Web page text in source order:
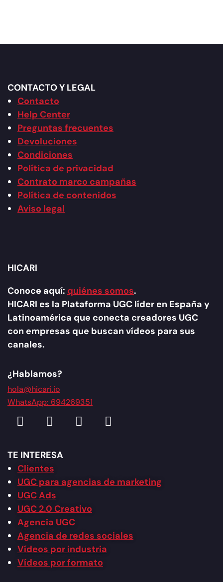
HICARI
Conoce aquí: quiénes somos.
HICARI es la Plataforma UGC líder en España y
Latinoamérica que conecta creadores UGC
con empresas que buscan vídeos para sus
canales.
¿Hablamos?
hola@hicari.io
WhatsApp: 694269351
TE INTERESA
Clientes
UGC para agencias de marketing
UGC Ads
UGC 2.0 Creativo
Agencia UGC
Agencia de redes sociales
Vídeos por industria
Vídeos por formato
CONTACTO Y LEGAL
Contacto
Help Center
Preguntas frecuentes
Devoluciones
Condiciones
Política de privacidad
Contrato marco campañas
Política de contenidos
Aviso legal